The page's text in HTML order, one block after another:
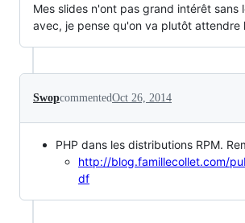
Mes slides n'ont pas grand intérêt sans
avec, je pense qu'on va plutôt attendre
SwopcommentedOct 26, 2014
PHP dans les distributions RPM.
http://blog.famillecollet.com/
df